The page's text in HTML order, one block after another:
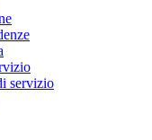
servizio